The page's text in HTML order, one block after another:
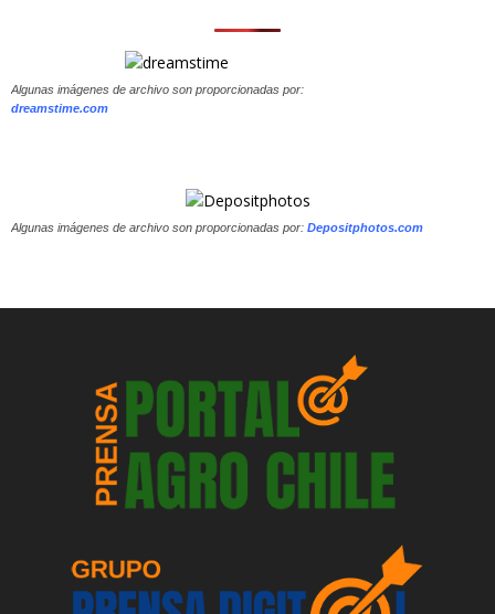
Algunas imágenes de archivo son proporcionadas por:
dreamstime.com
Algunas imágenes de archivo son proporcionadas por: Depositphotos.com